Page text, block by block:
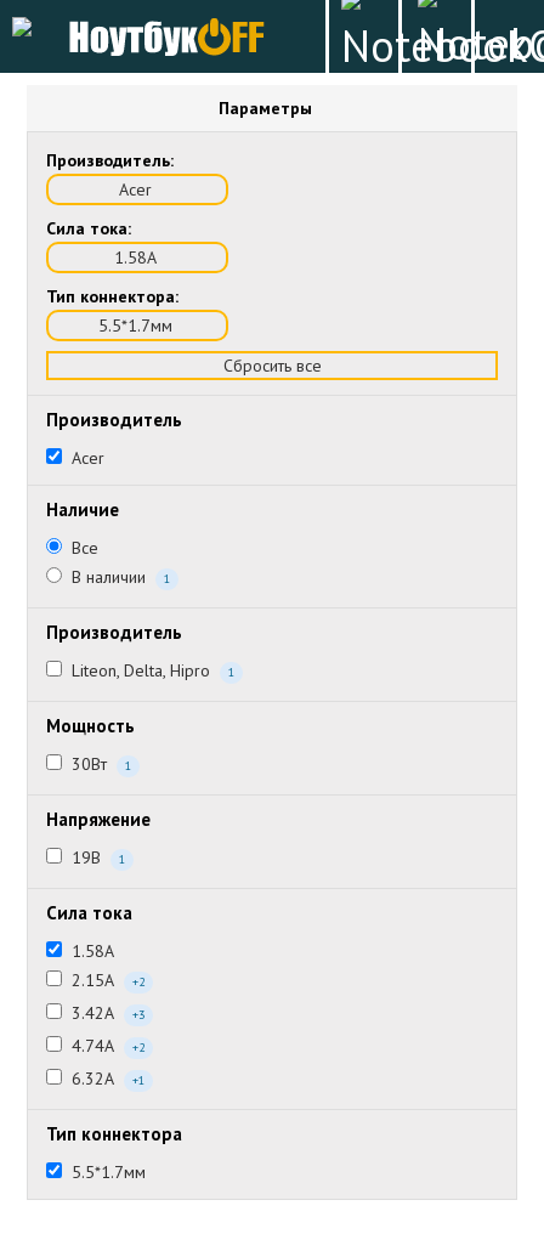
Параметры
Производитель:
Acer
Сила тока:
1.58А
Тип коннектора:
5.5*1.7мм
Сбросить все
Производитель
Acer
Наличие
Все
В наличии
1
Производитель
Liteon, Delta, Hipro 1
Мощность
30Вт 1
Напряжение
19В 1
Сила тока
1.58А
2.15А
+2
3.42А +3
4.74А +2
6.32А +1
Тип коннектора
5.5*1.7мм